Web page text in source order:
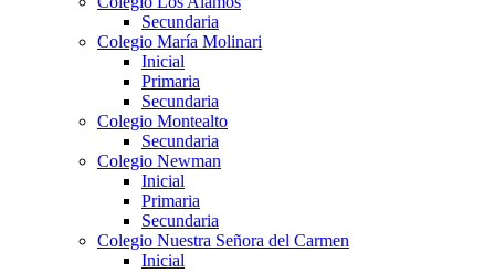
Secundaria
Colegio María Molinari
Inicial
Primaria
Secundaria
Colegio Montealto
Secundaria
Colegio Newman
Inicial
Primaria
Secundaria
Colegio Nuestra Señora del Carmen
Inicial